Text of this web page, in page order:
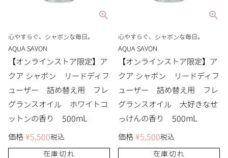
心やすらぐ、シャボンな毎日。
AQUA SAVON
【オンラインストア限定】ア
クア シャボン リードディフ
ューザー 詰め替え用 フレ
グランスオイル ホワイトコ
ットンの香り 500mL
価格 ¥5,500税込
在庫切れ
心やすらぐ、シャボンな毎日。
AQUA SAVON
【オンラインストア限定】ア
クア シャボン リードディフ
ューザー 詰め替え用 フレ
グランスオイル 大好きなせ
っけんの香り 500mL
価格 ¥5,500税込
在庫切れ